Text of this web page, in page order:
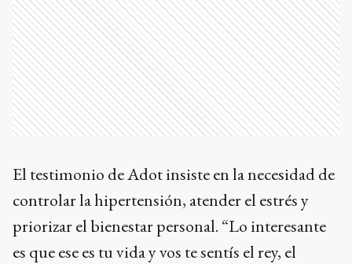
El testimonio de Adot insiste en la necesidad de
controlar la hipertensión, atender el estrés y
priorizar el bienestar personal. “Lo interesante
es que ese es tu vida y vos te sentís el rey, el